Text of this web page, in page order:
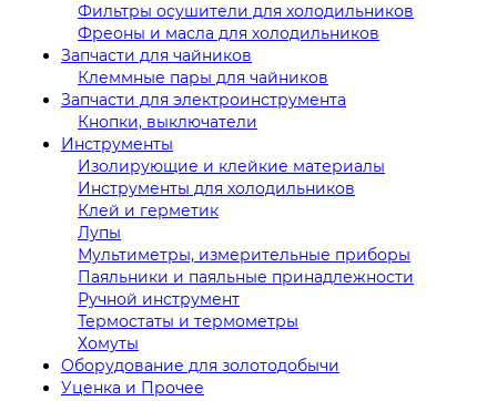
Фильтры осушители для холодильников
Фреоны и масла для холодильников
Запчасти для чайников
Клеммные пары для чайников
Запчасти для электроинструмента
Кнопки, выключатели
Инструменты
Изолирующие и клейкие материалы
Инструменты для холодильников
Клей и герметик
Лупы
Мультиметры, измерительные приборы
Паяльники и паяльные принадлежности
Ручной инструмент
Термостаты и термометры
Хомуты
Оборудование для золотодобычи
Уценка и Прочее